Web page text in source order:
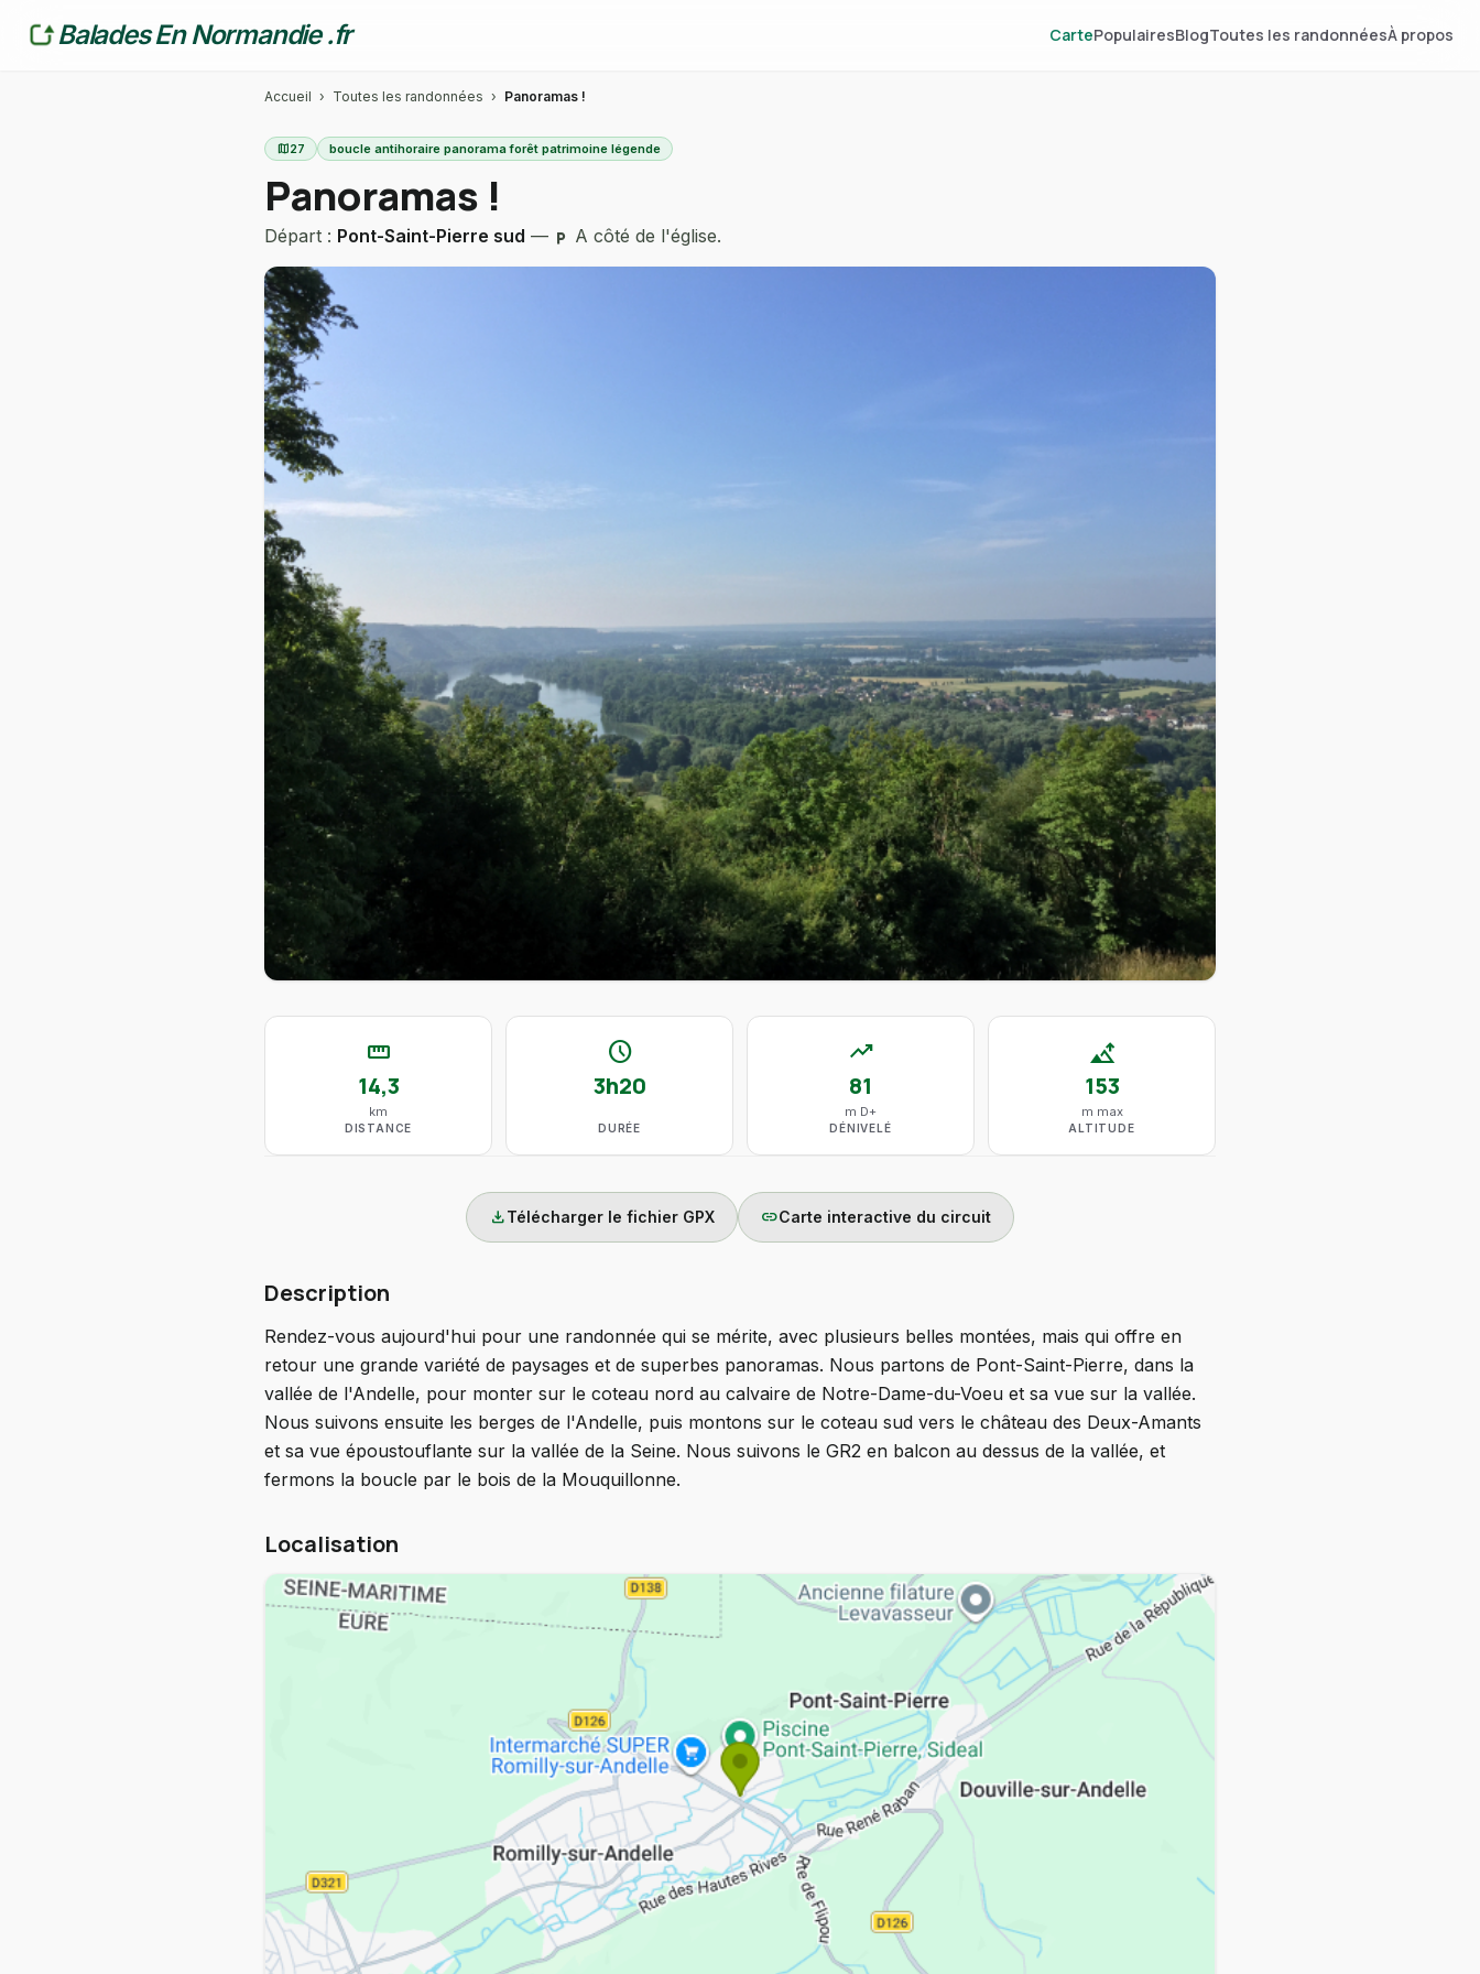
Balades En Normandie .fr CartePopulairesBlogToutes les randonnéesÀ propos
Accueil › Toutes les randonnées › Panoramas !
map27 boucle antihoraire panorama forêt patrimoine légende
Panoramas !
Départ : Pont-Saint-Pierre sud — local_parking A côté de l'église.
straighten
14,3
km
DISTANCE
schedule
3h20
DURÉE
trending_up
81
m D+
DÉNIVELÉ
altitude
153
m max
ALTITUDE
downloadTélécharger le fichier GPX linkCarte interactive du circuit
Description
Rendez-vous aujourd'hui pour une randonnée qui se mérite, avec plusieurs belles montées, mais qui offre en
retour une grande variété de paysages et de superbes panoramas. Nous partons de Pont-Saint-Pierre, dans la
vallée de l'Andelle, pour monter sur le coteau nord au calvaire de Notre-Dame-du-Voeu et sa vue sur la vallée.
Nous suivons ensuite les berges de l'Andelle, puis montons sur le coteau sud vers le château des Deux-Amants
et sa vue époustouflante sur la vallée de la Seine. Nous suivons le GR2 en balcon au dessus de la vallée, et
fermons la boucle par le bois de la Mouquillonne.
Localisation